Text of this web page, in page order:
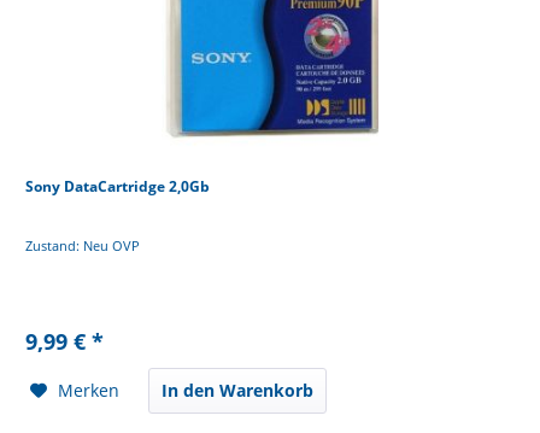
Sony DataCartridge 2,0Gb
Zustand: Neu OVP
9,99 € *
Merken In den Warenkorb